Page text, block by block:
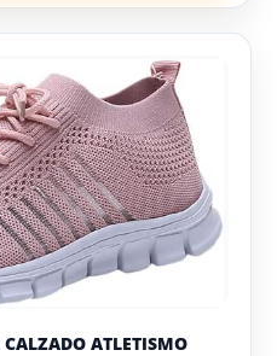
ATLETISMO